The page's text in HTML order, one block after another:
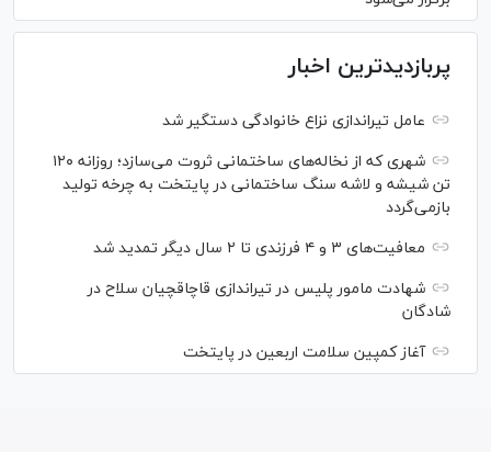
پربازدیدترین اخبار
عامل تیراندازی نزاع خانوادگی دستگیر شد
شهری که از نخاله‌های ساختمانی ثروت می‌سازد؛ روزانه ۱۲۰
تن شیشه و لاشه سنگ ساختمانی در پایتخت به چرخه تولید
بازمی‌گردد
معافیت‌های ۳ و ۴ فرزندی تا ۲ سال دیگر تمدید شد
شهادت مامور پلیس در تیراندازی قاچاقچیان سلاح در
شادگان
آغاز کمپین سلامت اربعین در پایتخت